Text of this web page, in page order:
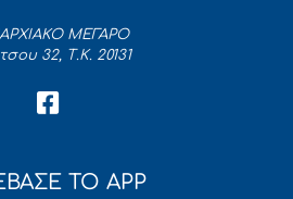
ΜΕΓΑΡΟ
32, Τ.Κ. 20131
ΤΟ APP